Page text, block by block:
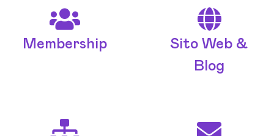
Membership
Sito Web &
Blog